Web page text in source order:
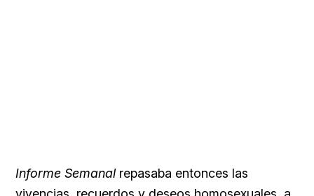
Informe Semanalrepasaba entonces las